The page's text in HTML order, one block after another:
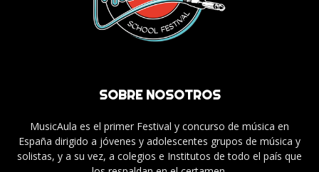
SOBRE NOSOTROS
MusicAula es el primer Festival y concurso de música en
España dirigido a jóvenes y adolescentes grupos de música y
solistas, y a su vez, a colegios e Institutos de todo el país que